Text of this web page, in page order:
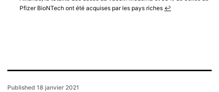
Pfizer BioNTech ont été acquises par les pays riches ↩︎
Published 18 janvier 2021